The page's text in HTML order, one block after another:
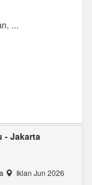
...
- Jakarta
Iklan Jun 2026